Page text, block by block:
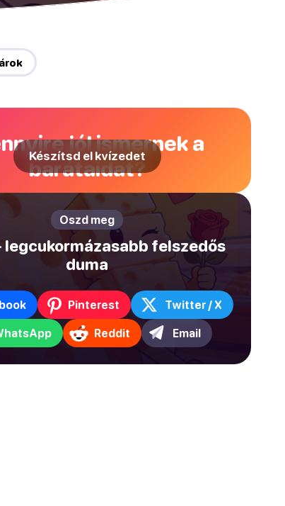
jól ismernek a
barátaidat?
Készítsd el kvízedet
Oszd meg
legcukormázasabb felszedős
duma
Pinterest Twitter / X
Reddit Email